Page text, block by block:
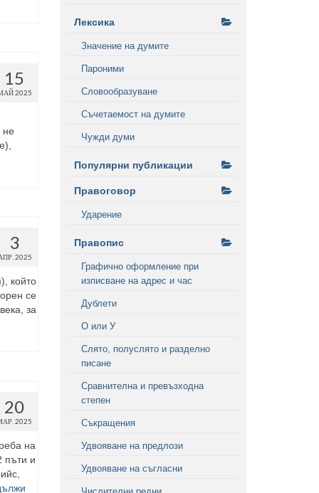
15
2025
не
3
2025
който
се
за
20
2025
на
пъти и
Лексика
Значение на думите
Пароними
Словообразуване
Съчетаемост на думите
Чужди думи
Популярни публикации
Правоговор
Ударение
Правопис
Графично оформление при
изписване на адрес и час
Дублети
О или У
Слято, полуслято и разделно
писане
Сравнителна и превъзходна
степен
Съкращения
Удвояване на предлози
Удвояване на съгласни